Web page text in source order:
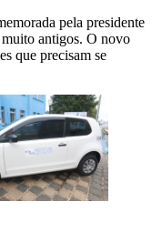
pela presidente
antigos. O novo
que precisam se